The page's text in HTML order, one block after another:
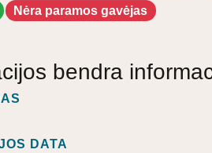
Nėra paramos gavėjas
bendra
DATA